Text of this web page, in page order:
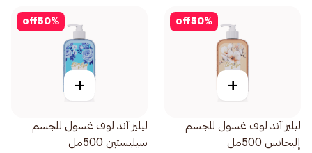
50%
off
+
ليليز آند لوف غسول للجسم
إليجانس 500مل
50%
off
+
ليليز آند لوف غسول للجسم
سيليستين 500مل